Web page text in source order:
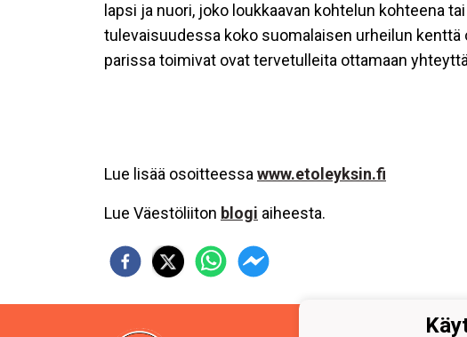
lapsi ja nuori, joko loukkaavan kohtelun kohteena
tulevaisuudessa koko suomalaisen urheilun
parissa toimivat ovat tervetulleita ottamaan
Lue lisää osoitteessa www.etoleyksin.fi
Lue Väestöliiton blogi aiheesta.